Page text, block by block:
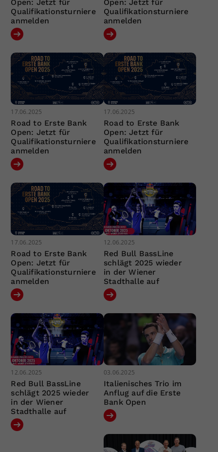
Open: Jetzt für
Qualifikationsturniere
anmelden
Open: Jetzt für
Qualifikationsturniere
anmelden
17.06.2025
Road to Erste Bank
Open: Jetzt für
Qualifikationsturniere
anmelden
17.06.2025
Road to Erste Bank
Open: Jetzt für
Qualifikationsturniere
anmelden
17.06.2025
Road to Erste Bank
Open: Jetzt für
Qualifikationsturniere
anmelden
12.06.2025
Red Bull BassLine
schlägt 2025 wieder
in der Wiener
Stadthalle auf
12.06.2025
Red Bull BassLine
schlägt 2025 wieder
in der Wiener
Stadthalle auf
03.06.2025
Italienisches Trio im
Anflug auf die Erste
Bank Open